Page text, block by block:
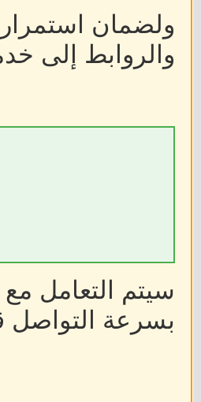
ولضمان استمرار
والروابط إلى
سيتم التعامل
بسرعة التواصل